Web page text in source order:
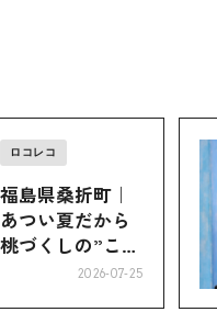
ロコレコ
福島県桑折町｜
あつい夏だから
桃づくしの”こお
2026-07-25